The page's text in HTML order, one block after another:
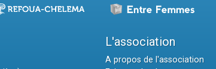
L'association
A propos de l'association